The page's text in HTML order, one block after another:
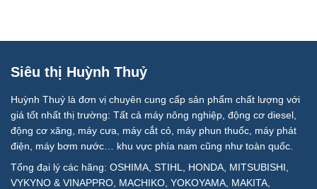
Siêu thị Huỳnh Thuỷ
Huỳnh Thuỷ là đơn vị chuyên cung cấp sản phẩm chất lượng với
giá tốt nhất thị trường: Tất cả máy nông nghiệp, động cơ diesel,
động cơ xăng, máy cưa, máy cắt cỏ, máy phun thuốc, máy phát
điện, máy bơm nước… khu vực phía nam cũng như toàn quốc.
Tổng đại lý các hãng: OSHIMA, STIHL, HONDA, MITSUBISHI,
VYKYNO & VINAPPRO, MACHIKO, YOKOYAMA, MAKITA,